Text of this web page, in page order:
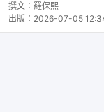
撰文： 羅保熙
出版： 2026-07-05